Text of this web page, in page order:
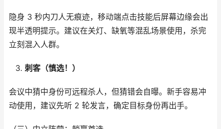
隐身 3 秒内刀人无痕迹，移动端点击技能后屏幕边缘会出
现半透明提示。建议在关灯、缺氧等混乱场景使用，杀完
立刻混入人群。​
刺客（慎选！）
会议中猜中身份可远程杀人，但猜错会自曝。新手容易冲
动使用，建议先听 2 轮发言，确定目标身份再出手。​